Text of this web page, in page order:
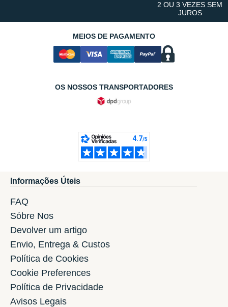
2 OU 3 VEZES SEM
JUROS
MEIOS DE PAGAMENTO
OS NOSSOS TRANSPORTADORES
Informações Úteis
FAQ
Sóbre Nos
Devolver um artigo
Envio, Entrega & Custos
Política de Cookies
Cookie Preferences
Política de Privacidade
Avisos Legais